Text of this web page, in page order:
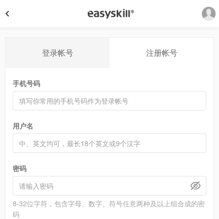
登录帐号 注册帐号
手机号码
用户名
密码
8-32位字符，包含字母、数字、符号任意两种及以上组合成的密
码